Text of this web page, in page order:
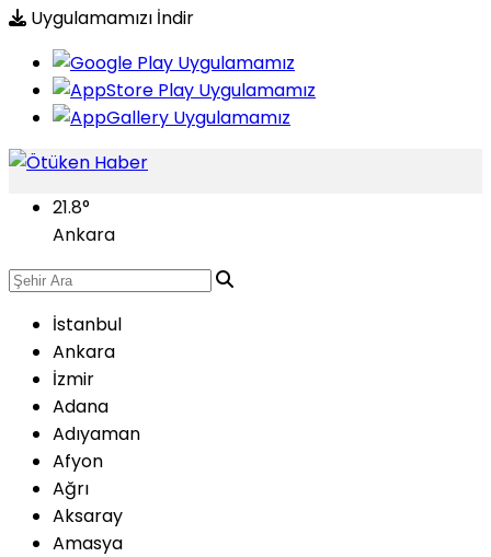
Uygulamamızı İndir
21.8°
Ankara
İstanbul
Ankara
İzmir
Adana
Adıyaman
Afyon
Ağrı
Aksaray
Amasya